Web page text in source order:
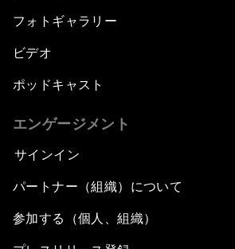
フォトギャラリー
ビデオ
ポッドキャスト
エンゲージメント
サインイン
パートナー（組織）について
参加する（個人、組織）